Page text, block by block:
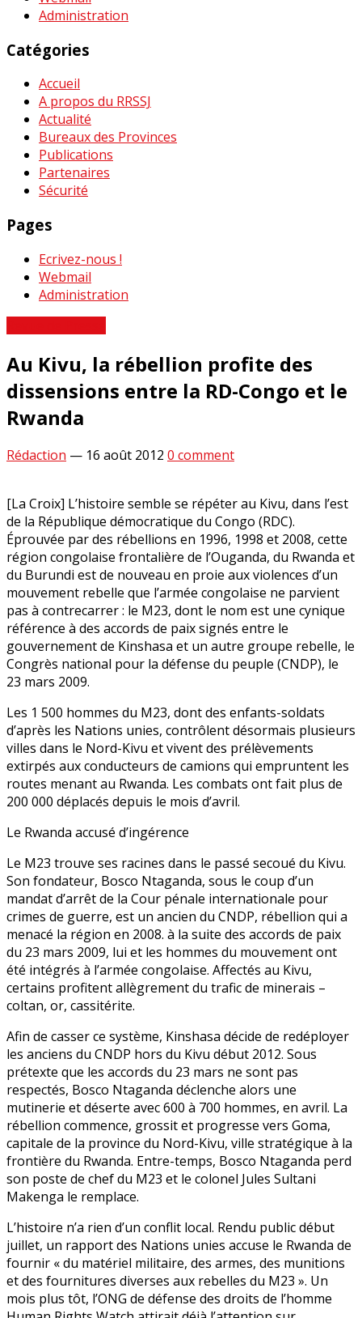
Administration
Catégories
Accueil
A propos du RRSSJ
Actualité
Bureaux des Provinces
Publications
Partenaires
Sécurité
Pages
Ecrivez-nous !
Webmail
Administration
Au Kivu, la rébellion profite des
dissensions entre la RD-Congo et le
Rwanda
Rédaction — 16 août 2012 0 comment
[La Croix] L’histoire semble se répéter au Kivu, dans l’est
de la République démocratique du Congo (RDC).
Éprouvée par des rébellions en 1996, 1998 et 2008, cette
région congolaise frontalière de l’Ouganda, du Rwanda et
du Burundi est de nouveau en proie aux violences d’un
mouvement rebelle que l’armée congolaise ne parvient
pas à contrecarrer : le M23, dont le nom est une cynique
référence à des accords de paix signés entre le
gouvernement de Kinshasa et un autre groupe rebelle, le
Congrès national pour la défense du peuple (CNDP), le
23 mars 2009.
Les 1 500 hommes du M23, dont des enfants-soldats
d’après les Nations unies, contrôlent désormais plusieurs
villes dans le Nord-Kivu et vivent des prélèvements
extirpés aux conducteurs de camions qui empruntent les
routes menant au Rwanda. Les combats ont fait plus de
200 000 déplacés depuis le mois d’avril.
Le Rwanda accusé d’ingérence
Le M23 trouve ses racines dans le passé secoué du Kivu.
Son fondateur, Bosco Ntaganda, sous le coup d’un
mandat d’arrêt de la Cour pénale internationale pour
crimes de guerre, est un ancien du CNDP, rébellion qui a
menacé la région en 2008. à la suite des accords de paix
du 23 mars 2009, lui et les hommes du mouvement ont
été intégrés à l’armée congolaise. Affectés au Kivu,
certains profitent allègrement du trafic de minerais –
coltan, or, cassitérite.
Afin de casser ce système, Kinshasa décide de redéployer
les anciens du CNDP hors du Kivu début 2012. Sous
prétexte que les accords du 23 mars ne sont pas
respectés, Bosco Ntaganda déclenche alors une
mutinerie et déserte avec 600 à 700 hommes, en avril. La
rébellion commence, grossit et progresse vers Goma,
capitale de la province du Nord-Kivu, ville stratégique à la
frontière du Rwanda. Entre-temps, Bosco Ntaganda perd
son poste de chef du M23 et le colonel Jules Sultani
Makenga le remplace.
L’histoire n’a rien d’un conflit local. Rendu public début
juillet, un rapport des Nations unies accuse le Rwanda de
fournir « du matériel militaire, des armes, des munitions
et des fournitures diverses aux rebelles du M23 ». Un
mois plus tôt, l’ONG de défense des droits de l’homme